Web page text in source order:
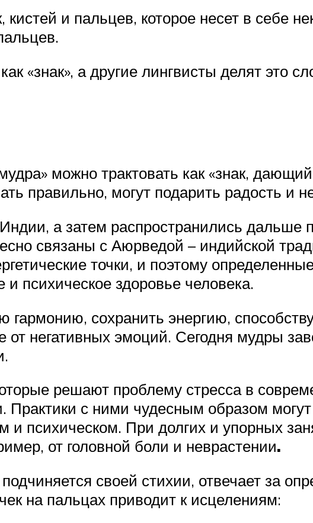
и пальцев, которое несет в себе
«знак», а другие лингвисты делят это
можно трактовать как «знак,
правильно, могут подарить радость и
а затем распространились дальше
связаны с Аюрведой – индийской
точки, и поэтому
психическое здоровье человека.
сохранить энергию,
негативных эмоций. Сегодня мудры
решают проблему стресса в
Практики с ними чудесным образом
психическом. При долгих и упорных
от головной боли и неврастении.
своей стихии, отвечает за
на пальцах приводит к исцелениям: